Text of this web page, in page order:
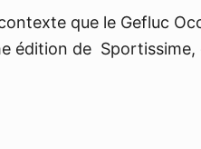
que le Gefluc
édition de Sportissime,